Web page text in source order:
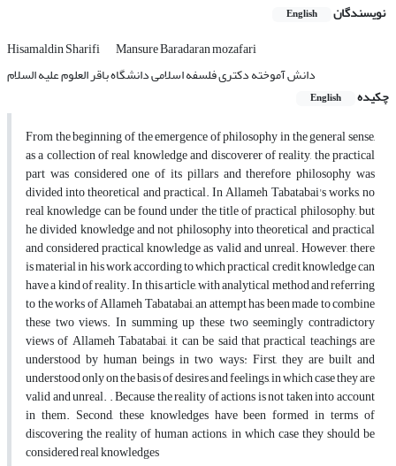
نویسندگان English
Hisamaldin Sharifi
Mansure Baradaran mozafari
دانش آموخته دکتری فلسفه اسلامی دانشگاه باقر العلوم علیه السلام
چکیده
English
From the beginning of the emergence of philosophy in the general sense,
as a collection of real knowledge and discoverer of reality, the practical
part was considered one of its pillars and therefore philosophy was
divided into theoretical and practical. In Allameh Tabatabai's works, no
real knowledge can be found under the title of practical philosophy, but
he divided knowledge and not philosophy into theoretical and practical
and considered practical knowledge as valid and unreal. However, there
is material in his work according to which practical credit knowledge can
have a kind of reality. In this article, with analytical method and referring
to the works of Allameh Tabatabai, an attempt has been made to combine
these two views. In summing up these two seemingly contradictory
views of Allameh Tabatabai, it can be said that practical teachings are
understood by human beings in two ways: First, they are built and
understood only on the basis of desires and feelings, in which case they are
valid and unreal. . Because the reality of actions is not taken into account
in them. Second, these knowledges have been formed in terms of
discovering the reality of human actions, in which case they should be
considered real knowledges